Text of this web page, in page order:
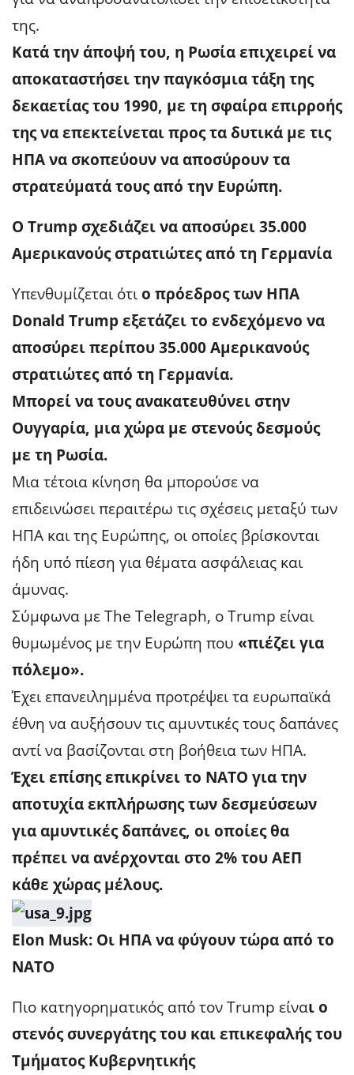
της.
Κατά την άποψή του, η Ρωσία επιχειρεί να
αποκαταστήσει την παγκόσμια τάξη της
δεκαετίας του 1990, με τη σφαίρα επιρροής
της να επεκτείνεται προς τα δυτικά με τις
ΗΠΑ να σκοπεύουν να αποσύρουν τα
στρατεύματά τους από την Ευρώπη.
Ο Trump σχεδιάζει να αποσύρει 35.000
Αμερικανούς στρατιώτες από τη Γερμανία
Υπενθυμίζεται ότιο πρόεδρος των ΗΠΑ
Donald Trump εξετάζει το ενδεχόμενο να
αποσύρει περίπου 35.000 Αμερικανούς
στρατιώτες από τη Γερμανία.
Μπορεί να τους ανακατευθύνει στην
Ουγγαρία, μια χώρα με στενούς δεσμούς
με τη Ρωσία.
Μια τέτοια κίνηση θα μπορούσε να
επιδεινώσει περαιτέρω τις σχέσεις μεταξύ των
ΗΠΑ και της Ευρώπης, οι οποίες βρίσκονται
ήδη υπό πίεση για θέματα ασφάλειας και
άμυνας.
Σύμφωνα με The Telegraph, ο Trump είναι
θυμωμένος με την Ευρώπη που «πιέζει για
πόλεμο».
Έχει επανειλημμένα προτρέψει τα ευρωπαϊκά
έθνη να αυξήσουν τις αμυντικές τους δαπάνες
αντί να βασίζονται στη βοήθεια των ΗΠΑ.
Έχει επίσης επικρίνει το ΝΑΤΟ για την
αποτυχία εκπλήρωσης των δεσμεύσεων
για αμυντικές δαπάνες, οι οποίες θα
πρέπει να ανέρχονται στο 2% του ΑΕΠ
κάθε χώρας μέλους.
Elon Musk: Οι ΗΠΑ να φύγουν τώρα από το
ΝΑΤΟ
Πιο κατηγορηματικός από τον Trump είναι ο
στενός συνεργάτης του και επικεφαλής του
Τμήματος Κυβερνητικής